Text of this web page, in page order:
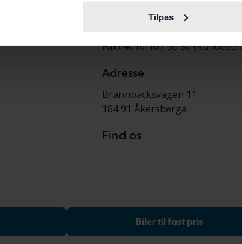
Tilpas
Fax+4610-167 30 80
Adresse
Brännbacksvägen 11
184 91 Åkersberga
Find os
Biler til fast pris